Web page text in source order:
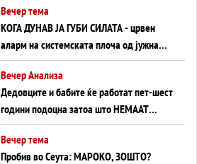
Вечер тема
КОГА ДУНАВ ЈА ГУБИ СИЛАТА - црвен
аларм на системската плоча од јужна
Германија до Црното Море...
Вечер Анализа
Дедовците и бабите ќе работат пет-шест
години подоцна затоа што НЕМААТ
ВНУЦИ ДА ГИ ЗАМЕНАТ
Вечер тема
Пробив во Сеута: МАРОКО, ЗОШТО?